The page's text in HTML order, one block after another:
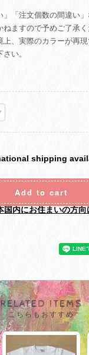
「注文個数の間違い
ますので予めご了承く
、実際のカラーが再
い。
shipping
Add to cart
国内にお住まいの方向
RELATED ITEMS
こちらもおすすめ